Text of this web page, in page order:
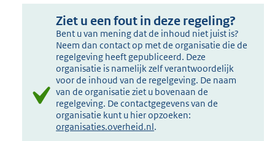
Ziet u een fout in deze regeling?
Bent u van mening dat de inhoud niet juist is?
Neem dan contact op met de organisatie die de
regelgeving heeft gepubliceerd. Deze
organisatie is namelijk zelf verantwoordelijk
voor de inhoud van de regelgeving. De naam
van de organisatie ziet u bovenaan de
regelgeving. De contactgegevens van de
organisatie kunt u hier opzoeken:
organisaties.overheid.nl.